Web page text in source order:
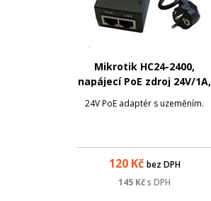
Mikrotik HC24-2400,
napájecí PoE zdroj 24V/1A,
24W
24V PoE adaptér s uzeměním.
120Kč bez DPH
145 Kčs DPH